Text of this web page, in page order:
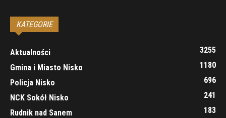
KATEGORIE
Aktualności
3255
Gmina i Miasto Nisko
1180
Policja Nisko
696
NCK Sokół Nisko
241
Rudnik nad Sanem
183